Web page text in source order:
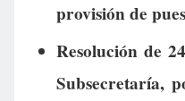
provisión de
Resolución de
Subsecretaría,